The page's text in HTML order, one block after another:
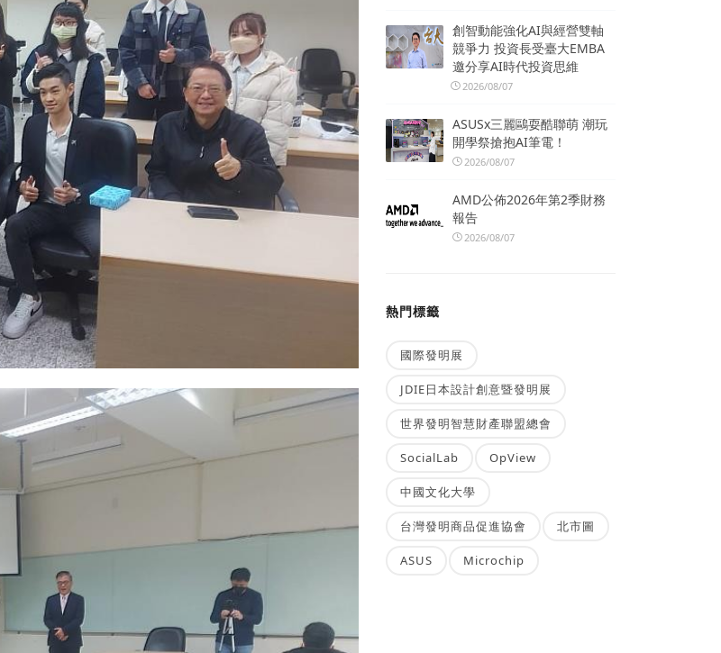
創智動能強化AI與經營雙軸
競爭力 投資長受臺大EMBA
邀分享AI時代投資思維
2026/08/07
ASUSx三麗鷗耍酷聯萌 潮玩
開學祭搶抱AI筆電！
2026/08/07
AMD公佈2026年第2季財務
報告
2026/08/07
熱門標籤
國際發明展
JDIE日本設計創意暨發明展
世界發明智慧財產聯盟總會
SocialLab OpView
中國文化大學
台灣發明商品促進協會 北市圖
ASUS Microchip